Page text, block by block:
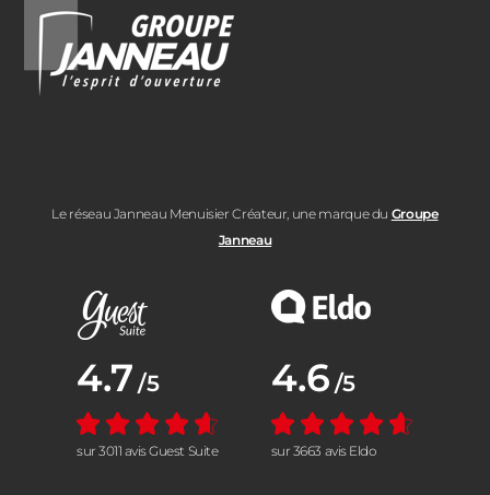
Le réseau Janneau Menuisier Créateur, une marque du Groupe
Janneau
Note moyenne :
4.7 /5
sur 3011 avis Guest Suite
Note moyenne :
4.6 /5
sur 3663 avis Eldo